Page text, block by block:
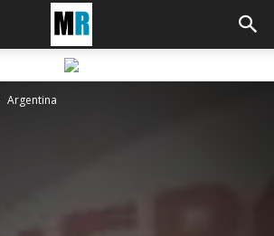
Argentina